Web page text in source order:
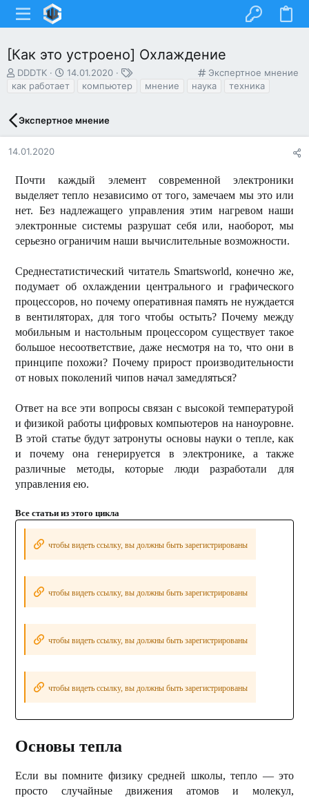
[Как это устроено] Охлаждение
К
а
Экспертное мнение
А
в
р
е
DDDTK
Д
а
н
а
14.01.2020
Т
е
как работает компьютер мнение наука техника
Экспертное мнение
14.01.2020
Почти каждый элемент современной электроники
выделяет тепло независимо от того, замечаем мы это или
нет. Без надлежащего управления этим нагревом наши
электронные системы разрушат себя или, наоборот, мы
серьезно ограничим наши вычислительные возможности.
Среднестатистический читатель Smartsworld, конечно же,
подумает об охлаждении центрального и графического
процессоров, но почему оперативная память не нуждается
в вентиляторах, для того чтобы остыть? Почему между
мобильным и настольным процессором существует такое
большое несоответствие, даже несмотря на то, что они в
принципе похожи? Почему прирост производительности
от новых поколений чипов начал замедляться?
Ответ на все эти вопросы связан с высокой температурой
и физикой работы цифровых компьютеров на наноуровне.
В этой статье будут затронуты основы науки о тепле, как
и почему она генерируется в электронике, а также
различные методы, которые люди разработали для
управления ею.
Все статьи из этого цикла
чтобы видеть ссылку, вы должны быть зарегистрированы
чтобы видеть ссылку, вы должны быть зарегистрированы
чтобы видеть ссылку, вы должны быть зарегистрированы
чтобы видеть ссылку, вы должны быть зарегистрированы
Основы тепла
Если вы помните физику средней школы, тепло — это
просто случайные движения атомов и молекул,